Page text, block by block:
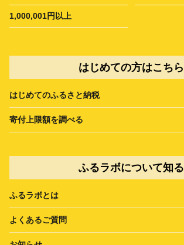
1,000,001円以上
はじめての方はこちら
はじめてのふるさと納税
寄付上限額を調べる
ふるラボについて知る
ふるラボとは
よくあるご質問